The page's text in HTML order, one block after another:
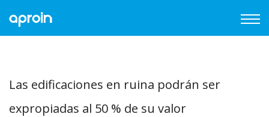
Las edificaciones en ruina podrán ser
expropiadas al 50 % de su valor